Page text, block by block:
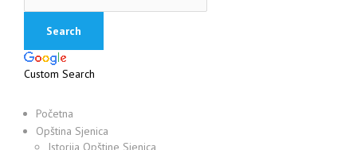
Custom Search
Početna
Opština Sjenica
Istorija Opštine Sjenica